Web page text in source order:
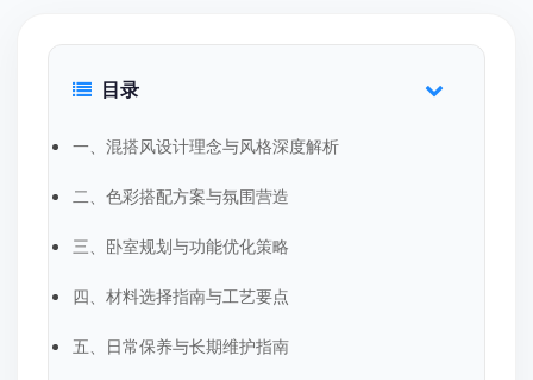
目录
一、混搭风设计理念与风格深度解析
二、色彩搭配方案与氛围营造
三、卧室规划与功能优化策略
四、材料选择指南与工艺要点
五、日常保养与长期维护指南